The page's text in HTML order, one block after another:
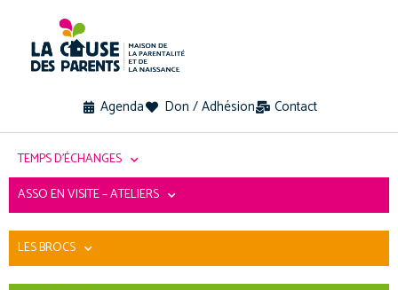
Agenda Don / Adhésion Contact
TEMPS D’ÉCHANGES
ASSO EN VISITE – ATELIERS
LES BROCS